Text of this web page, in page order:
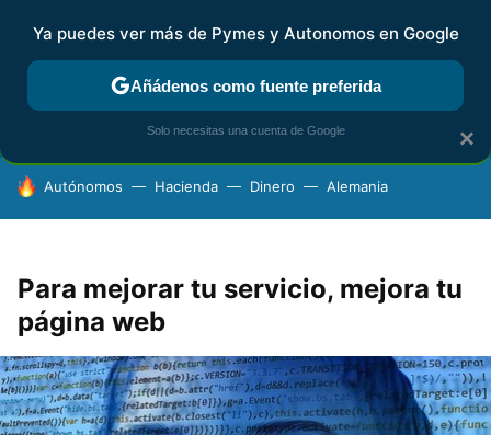
FISCALIDAD Y CONTABILIDAD KIT DIGITAL RENTA
HOY SE HABLA DE
Autónomos Hacienda Dinero Alemania
Para mejorar tu servicio, mejora tu
página web
×
Ya puedes ver más de Pymes y Autonomos en Google
Añádenos como fuente preferida
Solo necesitas una cuenta de Google